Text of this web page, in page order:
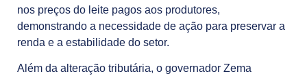
nos preços do leite pagos aos produtores,
demonstrando a necessidade de ação para preservar a
renda e a estabilidade do setor.
Além da alteração tributária, o governador Zema